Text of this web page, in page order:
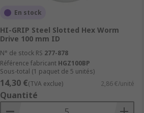
En stock
HI-GRIP Steel Slotted Hex Worm
Drive 100 mm ID
N° de stock RS 277-878
Référence fabricant HGZ100BP
Sous-total (1 paquet de 5 unités)
14,30 €(TVA exclue) 2,86 €/unité
Quantité